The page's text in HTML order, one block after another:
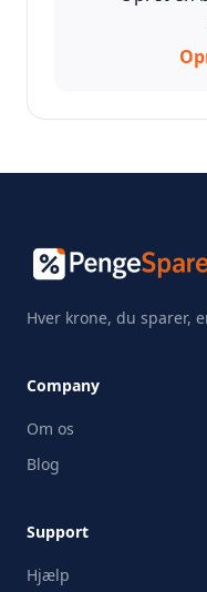
Hver krone, du sparer,
Company
Om os
Blog
Support
Hjælp